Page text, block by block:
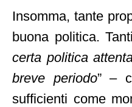
Insomma, tante
buona politica.
certa politica
breve periodo” –
sufficienti come